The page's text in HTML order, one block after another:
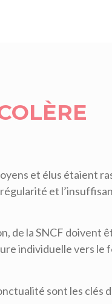
et élus étaient
et
de la SNCF
individuelle vers le
sont les clés